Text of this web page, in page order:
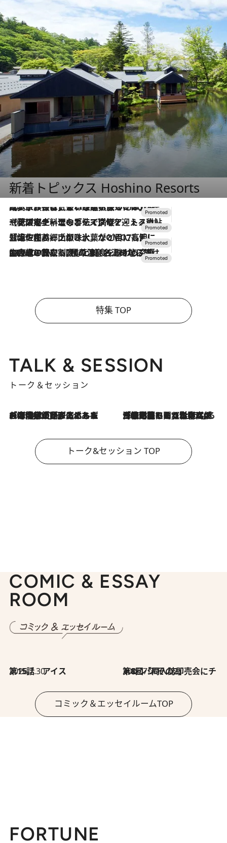
新着トピックス Hoshino Resorts
2026.7.31
【ホテル帰省】という選択肢をOMOが提案。家族とほどよい距離を保つには「昼は実家、夜は気兼ねなくホテルで！」
2026.7.24
【夏限定ディナーコース】旬を迎える稚鮎や花ズッキーニなどをイタリア・トスカーナの郷土料理の手法で満喫！
2026.7.17
「土佐和ハーブかき氷」がOMO7高知に登場！生姜、山椒、大葉など目にも舌にも涼を呼ぶ郷土の味
2026.7.10
NEW OPEN！【界 草津】名湯の地に誕生。趣の異なる2種の温泉と上州ならではの会席・蕎麦割烹など美食を味わう究極の癒やし旅
特集 TOP
TALK & SESSION
トーク＆セッション
2026.8.3
「今後値上げがあるとすれば…」「リスクがあるのは今年の冬」エネルギー専門家が語る、ホルムズ海峡封鎖が家庭にもたらす“ある心配” 2026.8.3
「住宅建てられない…」「サーチャージ料の高値が続いている」ホルムズ海峡封鎖による影響はいつまで続く？《エネルギー専門家に聞く“どうなる日本の暮らし”》
トーク&セッション TOP
COMIC & ESSAY
ROOM
2026.7.30
第15話 アイス 2026.7.30
第8回「同人誌即売会にチャレンジ その2」
コミック＆エッセイルームTOP
FORTUNE